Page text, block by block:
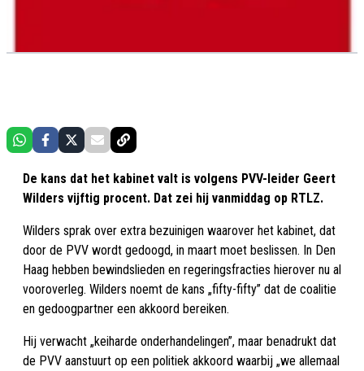
De kans dat het kabinet valt is volgens PVV-leider Geert
Wilders vijftig procent. Dat zei hij vanmiddag op RTLZ.
Wilders sprak over extra bezuinigen waarover het kabinet, dat
door de PVV wordt gedoogd, in maart moet beslissen. In Den
Haag hebben bewindslieden en regeringsfracties hierover nu al
vooroverleg. Wilders noemt de kans „fifty-fifty” dat de coalitie
en gedoogpartner een akkoord bereiken.
Hij verwacht „keiharde onderhandelingen”, maar benadrukt dat
de PVV aanstuurt op een politiek akkoord waarbij „we allemaal